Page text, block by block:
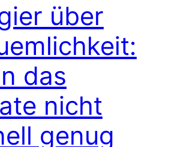
über
das
nicht
genug